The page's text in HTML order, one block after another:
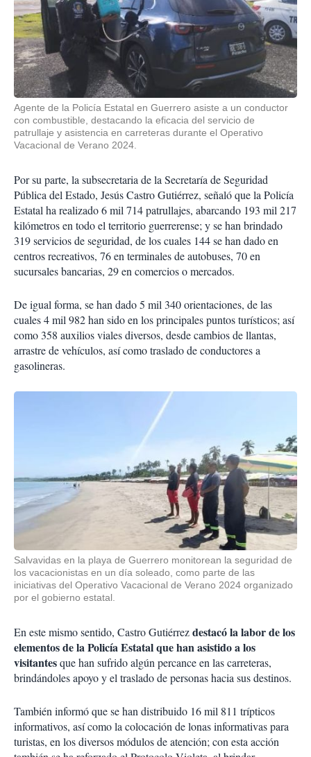
Agente de la Policía Estatal en Guerrero asiste a un conductor
con combustible, destacando la eficacia del servicio de
patrullaje y asistencia en carreteras durante el Operativo
Vacacional de Verano 2024.
Por su parte, la subsecretaria de la Secretaría de Seguridad
Pública del Estado, Jesús Castro Gutiérrez, señaló que la Policía
Estatal ha realizado 6 mil 714 patrullajes, abarcando 193 mil 217
kilómetros en todo el territorio guerrerense; y se han brindado
319 servicios de seguridad, de los cuales 144 se han dado en
centros recreativos, 76 en terminales de autobuses, 70 en
sucursales bancarias, 29 en comercios o mercados.
De igual forma, se han dado 5 mil 340 orientaciones, de las
cuales 4 mil 982 han sido en los principales puntos turísticos; así
como 358 auxilios viales diversos, desde cambios de llantas,
arrastre de vehículos, así como traslado de conductores a
gasolineras.
Salvavidas en la playa de Guerrero monitorean la seguridad de
los vacacionistas en un día soleado, como parte de las
iniciativas del Operativo Vacacional de Verano 2024 organizado
por el gobierno estatal.
En este mismo sentido, Castro Gutiérrezdestacó la labor de los
elementos de la Policía Estatal que han asistido a los
visitantesque han sufrido algún percance en las carreteras,
brindándoles apoyo y el traslado de personas hacia sus destinos.
También informó que se han distribuido 16 mil 811 trípticos
informativos, así como la colocación de lonas informativas para
turistas, en los diversos módulos de atención; con esta acción